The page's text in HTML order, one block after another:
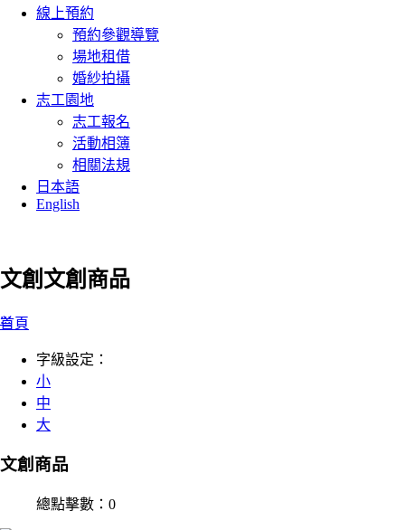
線上預約
預約參觀導覽
場地租借
婚紗拍攝
志工園地
志工報名
活動相簿
相關法規
日本語
English
文創 文創商品
:::
首頁
字級設定：
小
中
大
文創商品
總點擊數：0